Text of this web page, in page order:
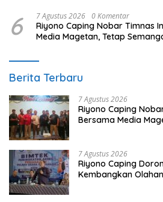
6 7 Agustus 2026 0 Komentar
Riyono Caping Nobar Timnas
Media Magetan, Tetap
Berita Terbaru
7 Agustus 2026
Riyono Caping
Bersama Media
7 Agustus 2026
Riyono Caping
Kembangkan